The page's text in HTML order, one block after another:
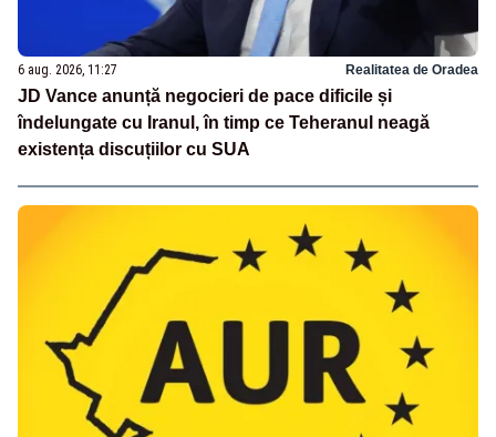
6 aug. 2026, 11:27 Realitatea de Oradea
JD Vance anunță negocieri de pace dificile și
îndelungate cu Iranul, în timp ce Teheranul neagă
existența discuțiilor cu SUA